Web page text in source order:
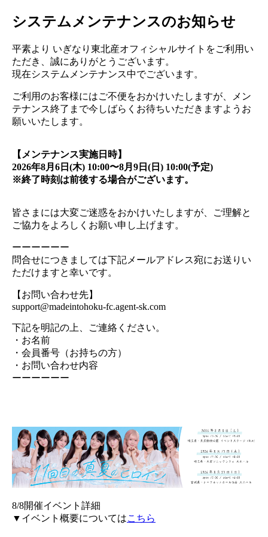
システムメンテナンスのお知らせ
平素より いぎなり東北産オフィシャルサイトをご利用い
ただき、誠にありがとうございます。
現在システムメンテナンス中でございます。
ご利用のお客様にはご不便をおかけいたしますが、メン
テナンス終了まで今しばらくお待ちいただきますようお
願いいたします。
【メンテナンス実施日時】
2026年8月6日(木) 10:00〜8月9日(日) 10:00(予定)
※終了時刻は前後する場合がございます。
皆さまには大変ご迷惑をおかけいたしますが、ご理解と
ご協力をよろしくお願い申し上げます。
ーーーーーー
問合せにつきましては下記メールアドレス宛にお送りい
ただけますと幸いです。
【お問い合わせ先】
support@madeintohoku-fc.agent-sk.com
下記を明記の上、ご連絡ください。
・お名前
・会員番号（お持ちの方）
・お問い合わせ内容
ーーーーーー
8/8開催イベント詳細
▼イベント概要についてはこちら